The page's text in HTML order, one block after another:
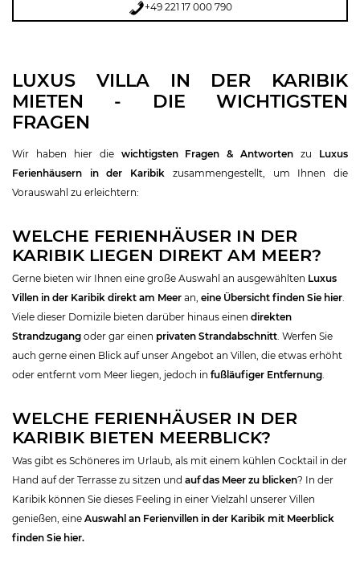
+49 221 17 000 790
LUXUS VILLA IN DER KARIBIK
MIETEN - DIE WICHTIGSTEN
FRAGEN
Wir haben hier die wichtigsten Fragen & Antwortenzu Luxus
Ferienhäusern in der Karibik zusammengestellt, um Ihnen die
Vorauswahl zu erleichtern:
WELCHE FERIENHÄUSER IN DER
KARIBIK LIEGEN DIREKT AM MEER?
Gerne bieten wir Ihnen eine große Auswahl an ausgewählten Luxus
Villen in der Karibik direkt am Meer an, eine Übersicht finden Sie hier
Viele dieser Domizile bieten darüber hinaus einen direkten
Strandzugang oder gar einen privaten Strandabschnitt . Werfen Sie
auch gerne einen Blick auf unser Angebot an Villen, die etwas erhöht
oder entfernt vom Meer liegen, jedoch in fußläufiger Entfernung
WELCHE FERIENHÄUSER IN DER
KARIBIK BIETEN MEERBLICK?
Was gibt es Schöneres im Urlaub, als mit einem kühlen Cocktail in der
Hand auf der Terrasse zu sitzen und auf das Meer zu blicken? In der
Karibik können Sie dieses Feeling in einer Vielzahl unserer Villen
genießen, eine Auswahl an Ferienvillen in der Karibik mit Meerblick
finden Sie hier.